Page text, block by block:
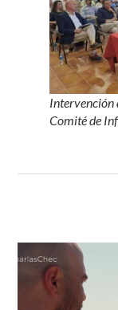
Intervención
Comité de